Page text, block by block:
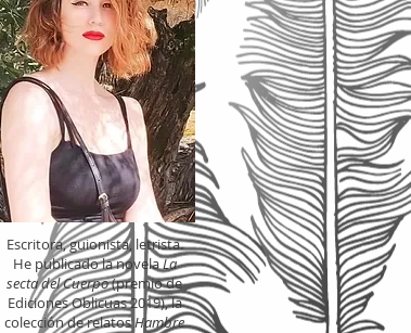
Escritora, guionista, letrista.
He publicado la novelaLa
secta del Cuerpo(premio de
Ediciones Oblicuas 2019), la
colección de relatosHambre